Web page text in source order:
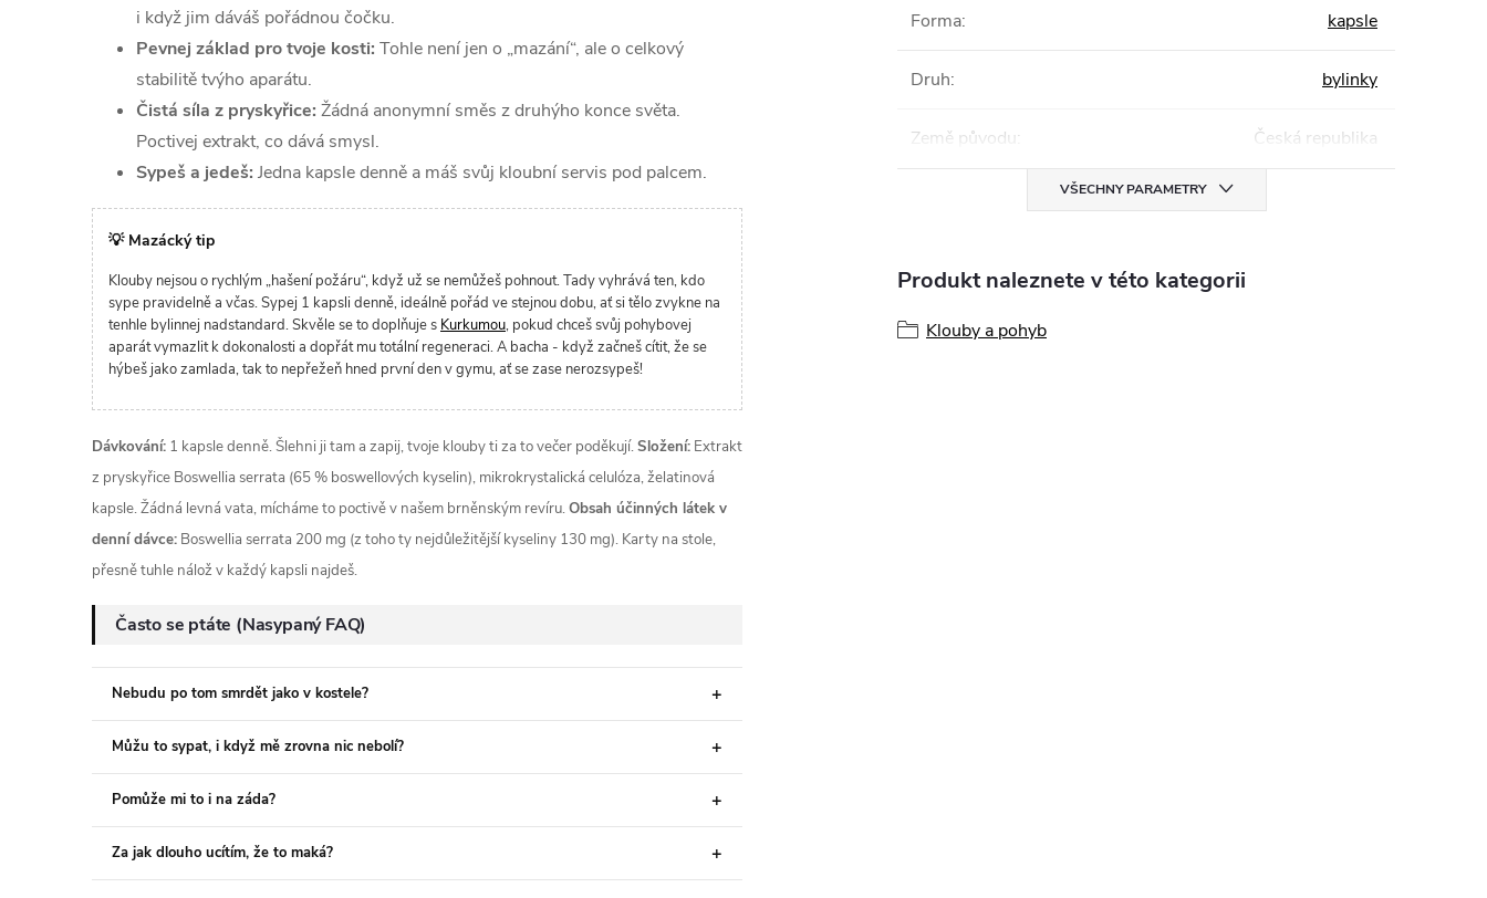
i když jim dáváš pořádnou čočku.
Pevnej základ pro tvoje kosti: Tohle není jen o „mazání“, ale o celkový
stabilitě tvýho aparátu.
Čistá síla z pryskyřice: Žádná anonymní směs z druhýho konce světa.
Poctivej extrakt, co dává smysl.
Sypeš a jedeš: Jedna kapsle denně a máš svůj kloubní servis pod palcem.
💡 Mazácký tip
Klouby nejsou o rychlým „hašení požáru“, když už se nemůžeš pohnout. Tady vyhrává ten, kdo
sype pravidelně a včas. Sypej 1 kapsli denně, ideálně pořád ve stejnou dobu, ať si tělo zvykne na
tenhle bylinnej nadstandard. Skvěle se to doplňuje s Kurkumou, pokud chceš svůj pohybovej
aparát vymazlit k dokonalosti a dopřát mu totální regeneraci. A bacha - když začneš cítit, že se
hýbeš jako zamlada, tak to nepřežeň hned první den v gymu, ať se zase nerozsypeš!
Dávkování: 1 kapsle denně. Šlehni ji tam a zapij, tvoje klouby ti za to večer poděkují.Složení: Extrakt
z pryskyřice Boswellia serrata (65 % boswellových kyselin), mikrokrystalická celulóza, želatinová
kapsle. Žádná levná vata, mícháme to poctivě v našem brněnským revíru.Obsah účinných látek v
denní dávce: Boswellia serrata 200 mg (z toho ty nejdůležitější kyseliny 130 mg). Karty na stole,
přesně tuhle nálož v každý kapsli najdeš.
Často se ptáte (Nasypaný FAQ)
Nebudu po tom smrdět jako v kostele?
Můžu to sypat, i když mě zrovna nic nebolí?
Pomůže mi to i na záda?
Za jak dlouho ucítím, že to maká?
Forma: kapsle
Druh: bylinky
Země původu : Česká republika
VŠECHNY PARAMETRY
Produkt naleznete v této kategorii
Klouby a pohyb